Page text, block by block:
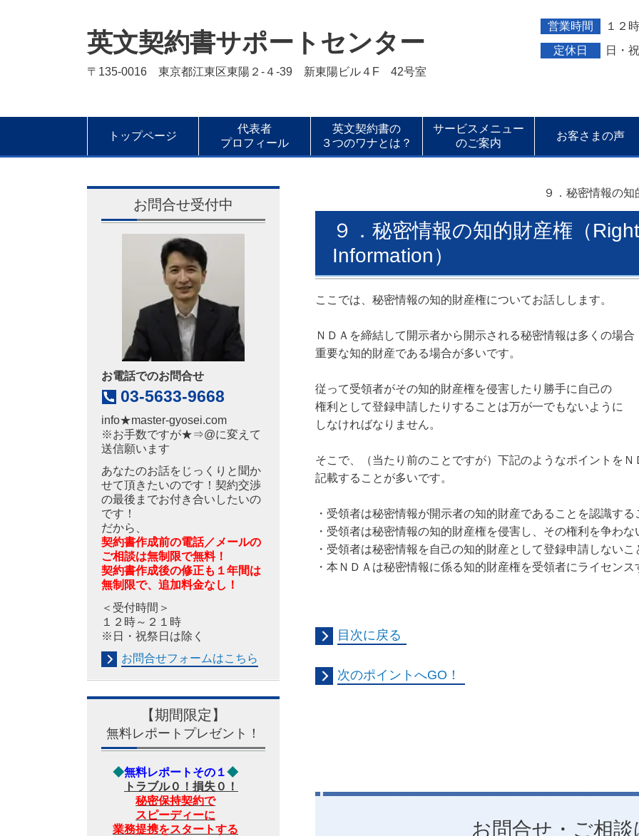
英文契約書サポートセンター
〒135-0016 東京都江東区東陽２-４-39 新東陽ビル４F 42号室
営業時間 １２
定休日 日・
トップページ
代表者
プロフィール
英文契約書の
３つのワナとは？
サービスメニュー
のご案内
お客さまの声
９．秘密情報の
９．秘密情報の知的財産権（
Information）
ここでは、秘密情報の知的財産権についてお話しします。
ＮＤＡを締結して開示者から開示される秘密情報は多くの場合
重要な知的財産である場合が多いです。
従って受領者がその知的財産権を侵害したり勝手に自己の
権利として登録申請したりすることは万が一でもないように
しなければなりません。
そこで、（当たり前のことですが）下記のようなポイントをＮ
記載することが多いです。
・受領者は秘密情報が開示者の知的財産であることを認識する
・受領者は秘密情報の知的財産権を侵害し、その権利を争わな
・受領者は秘密情報を自己の知的財産として登録申請しないこ
・本ＮＤＡは秘密情報に係る知的財産権を受領者にライセン
目次に戻る
次のポイントへGO！
お問合せ・ご相
お問合せ受付中
お電話でのお問合せ
03-5633-9668
info★master-gyosei.com
※お手数ですが★⇒@に変えて
送信願います
あなたのお話をじっくりと聞か
せて頂きたいのです！契約交渉
の最後までお付き合いしたいの
です！
だから、
契約書作成前の電話／メールの
ご相談は無制限で無料！
契約書作成後の修正も１年間は
無制限で、追加料金なし！
＜受付時間＞
１２時～２１時
※日・祝祭日は除く
お問合せフォームはこちら
【期間限定】
無料レポートプレゼント！
◆無料レポートその１◆
トラブル０！損失０！
秘密保持契約で
スピーディーに
業務提携をスタートする